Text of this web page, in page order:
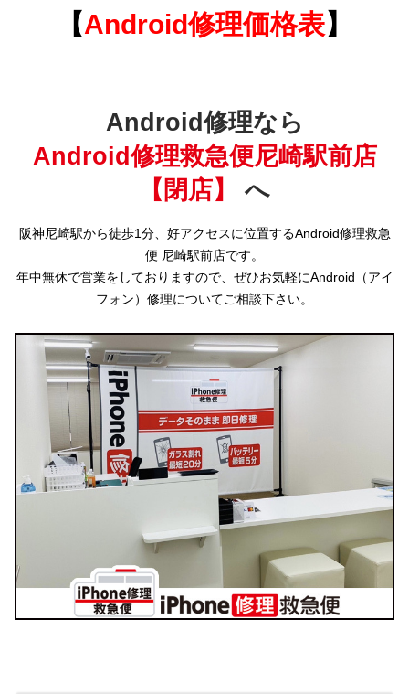
【Android修理価格表】
Android修理なら
Android修理救急便尼崎駅前店
【閉店】
へ
阪神尼崎駅から徒歩1分、好アクセスに位置するAndroid修理救急
便 尼崎駅前店です。
年中無休で営業をしておりますので、ぜひお気軽にAndroid（アイ
フォン）修理についてご相談下さい。